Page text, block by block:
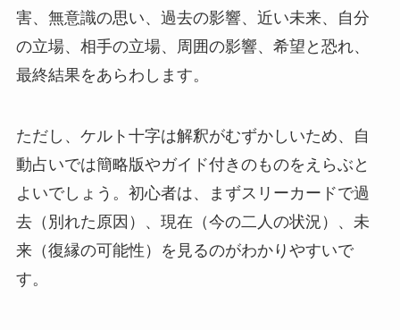
害、無意識の思い、過去の影響、近い未来、自分
の立場、相手の立場、周囲の影響、希望と恐れ、
最終結果をあらわします。
ただし、ケルト十字は解釈がむずかしいため、自
動占いでは簡略版やガイド付きのものをえらぶと
よいでしょう。初心者は、まずスリーカードで過
去（別れた原因）、現在（今の二人の状況）、未
来（復縁の可能性）を見るのがわかりやすいで
す。